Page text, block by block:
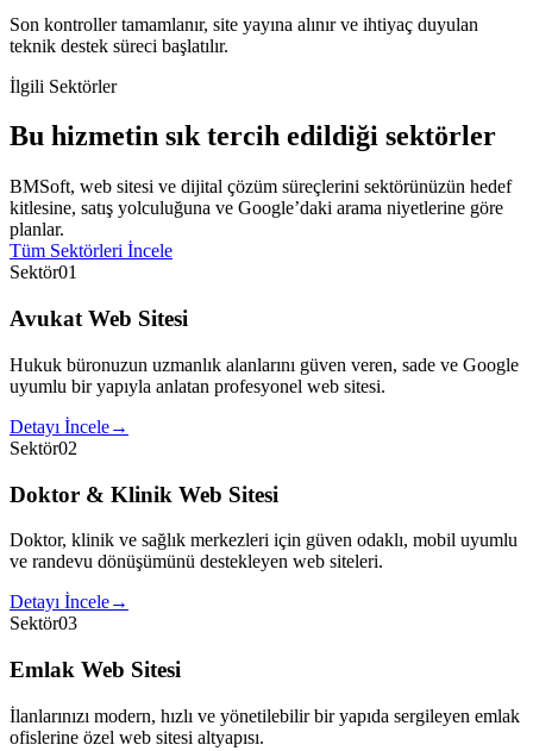
Son kontroller tamamlanır, site yayına alınır ve ihtiyaç duyulan
teknik destek süreci başlatılır.
İlgili Sektörler
Bu hizmetin sık tercih edildiği sektörler
BMSoft, web sitesi ve dijital çözüm süreçlerini sektörünüzün hedef
kitlesine, satış yolculuğuna ve Google’daki arama niyetlerine göre
planlar.
Tüm Sektörleri İncele
Sektör01
Avukat Web Sitesi
Hukuk büronuzun uzmanlık alanlarını güven veren, sade ve Google
uyumlu bir yapıyla anlatan profesyonel web sitesi.
Detayı İncele→
Sektör02
Doktor & Klinik Web Sitesi
Doktor, klinik ve sağlık merkezleri için güven odaklı, mobil uyumlu
ve randevu dönüşümünü destekleyen web siteleri.
Detayı İncele→
Sektör03
Emlak Web Sitesi
İlanlarınızı modern, hızlı ve yönetilebilir bir yapıda sergileyen emlak
ofislerine özel web sitesi altyapısı.